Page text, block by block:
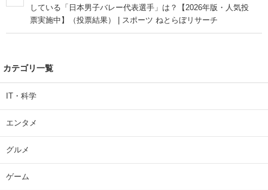
している「日本男子バレー代表選手」は？【2026年版・人気投
票実施中】（投票結果） | スポーツ ねとらぼリサーチ
カテゴリ一覧
IT・科学
エンタメ
グルメ
ゲーム